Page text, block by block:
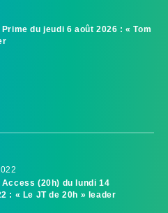
du jeudi 6 août 2026 : « Tom
(20h) du lundi 14
: « Le JT de 20h » leader